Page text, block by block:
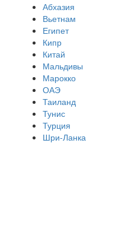
Абхазия
Вьетнам
Египет
Кипр
Китай
Мальдивы
Марокко
ОАЭ
Таиланд
Тунис
Турция
Шри-Ланка